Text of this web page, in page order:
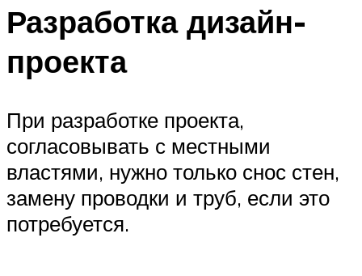
Разработка дизайн-
проекта
При разработке проекта,
согласовывать с местными
властями, нужно только снос стен,
замену проводки и труб, если это
потребуется.